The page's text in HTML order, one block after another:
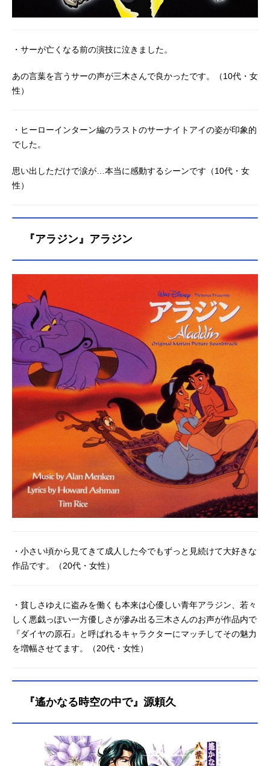
・サーが亡くなる前の演技に泣きました。
あの言葉を言うサーの声が三木さんで良かったです。（10代・女
性）
・ヒーローインターン編のラストのサーナイトアイの姿が印象的
でした。
思い出しただけで涙が…本当に感動するシーンです（10代・女
性）
『アラジン』アラジン
・小さい頃から見てきて成人した今でもずっと見続けて大好きな
作品です。（20代・女性）
・貧しさゆえに盗みを働くも本来は心優しい青年アラジン、若々
しく悪戯っぽい一方優しさが滲み出る三木さんのお声が作品内で
『ダイヤの原石』と呼ばれるキャラクターにマッチしてその魅力
を増幅させてます。（20代・女性）
『遙かなる時空の中で』源頼久